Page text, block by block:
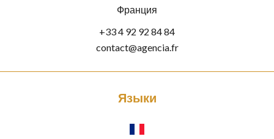
Франция
+33 4 92 92 84 84
contact@agencia.fr
Языки